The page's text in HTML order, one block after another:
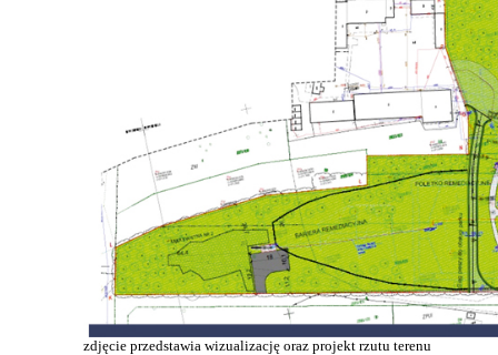
zdjęcie przedstawia wizualizację oraz projekt rzutu terenu